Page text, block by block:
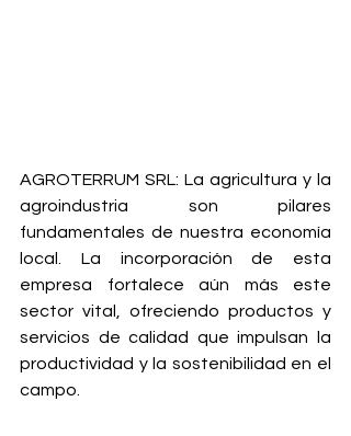
AGROTERRUM SRL: La agricultura y la
agroindustria son pilares
fundamentales de nuestra economía
local. La incorporación de esta
empresa fortalece aún más este
sector vital, ofreciendo productos y
servicios de calidad que impulsan la
productividad y la sostenibilidad en el
campo.